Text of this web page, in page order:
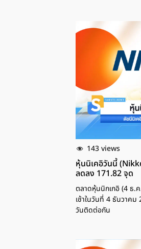
143 views
หุ้นนิเคอิวันนี้
ลดลง 171.82 จุด
ตลาดหุ้นนิกเกอิ (4 ธ.
เช้าในวันที่ 4 ธันวาค
วันติดต่อกัน